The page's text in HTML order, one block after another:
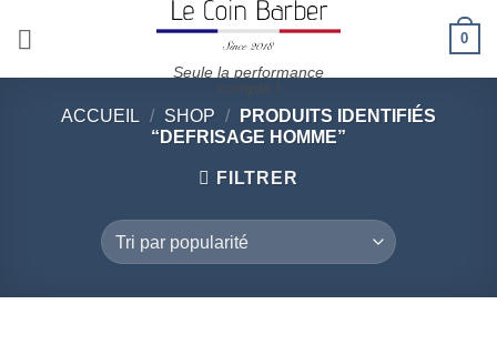
Seule la performance
compte !
0
ACCUEIL / SHOP /
PRODUITS IDENTIFIÉS
“DEFRISAGE HOMME”
FILTRER